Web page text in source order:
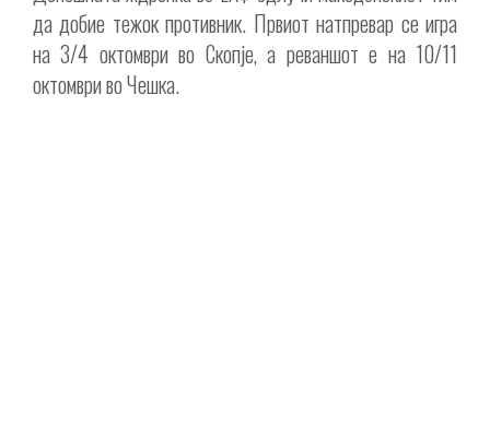
да добие тежок противник. Првиот натпревар се игра
на 3/4 октомври во Скопје, а реваншот е на 10/11
октомври во Чешка.